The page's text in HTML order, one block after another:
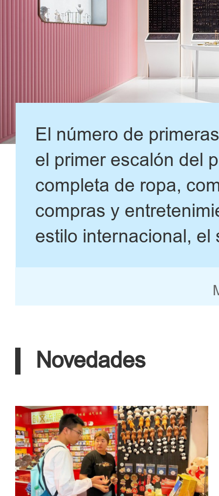
El número de
el primer escalón del
completa de ropa,
compras y
estilo internacional,
características del
antiguos
están profundamente
Beijing sea única.
Novedades